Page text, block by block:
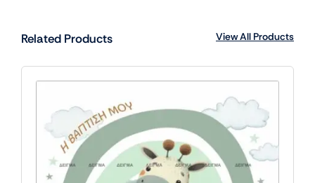
Related Products View All Products